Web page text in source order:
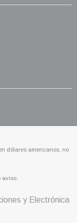
dólares americanos, no
aviso.
y Electrónica